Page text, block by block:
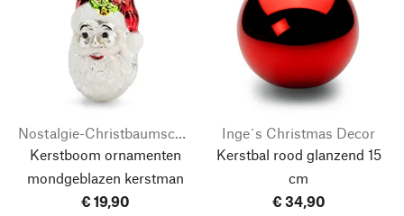
Nostalgie-Christbaumschmuck
Kerstboom ornamenten
mondgeblazen kerstman
€ 19,90
Inge´s Christmas Decor
Kerstbal rood glanzend 15
cm
€ 34,90